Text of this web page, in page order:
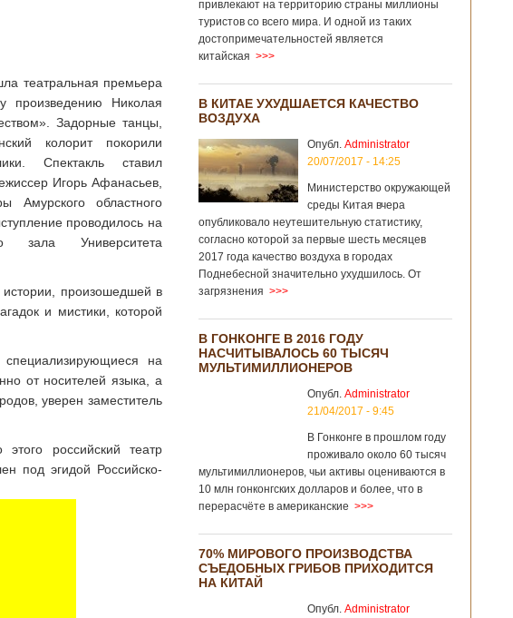
театральная премьера
произведению Николая
Задорные танцы,
колорит покорили
Спектакль ставил
Игорь Афанасьев,
Амурского областного
проводилось на
зала Университета
истории, произошедшей в
и мистики, которой
специализирующиеся на
от носителей языка, а
уверен заместитель
российский театр
под эгидой Российско-
привлекают на территорию страны миллионы
туристов со всего мира. И одной из таких
достопримечательностей является
китайская >>>
В КИТАЕ УХУДШАЕТСЯ КАЧЕСТВО
ВОЗДУХА
Опубл. Administrator
20/07/2017 - 14:25
Министерство окружающей
среды Китая вчера
опубликовало неутешительную статистику,
согласно которой за первые шесть месяцев
2017 года качество воздуха в городах
Поднебесной значительно ухудшилось. От
загрязнения >>>
В ГОНКОНГЕ В 2016 ГОДУ
НАСЧИТЫВАЛОСЬ 60 ТЫСЯЧ
МУЛЬТИМИЛЛИОНЕРОВ
Опубл. Administrator
21/04/2017 - 9:45
В Гонконге в прошлом году
проживало около 60 тысяч
мультимиллионеров, чьи активы оцениваются в
10 млн гонконгских долларов и более, что в
перерасчёте в американские >>>
70% МИРОВОГО ПРОИЗВОДСТВА
СЪЕДОБНЫХ ГРИБОВ ПРИХОДИТСЯ
НА КИТАЙ
Опубл. Administrator